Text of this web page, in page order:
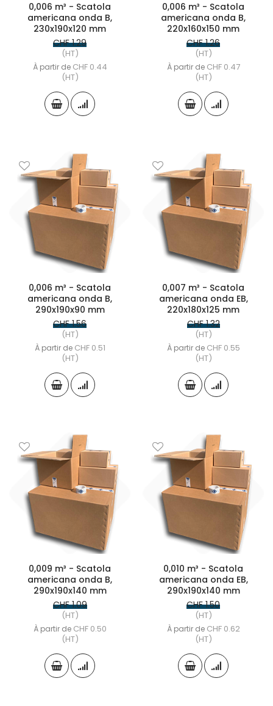
0,006 m³ - Scatola
americana onda B,
230x190x120 mm
CHF 1.29
(HT)
À partir de CHF 0.44
(HT)
0,006 m³ - Scatola
americana onda B,
220x160x150 mm
CHF 1.26
(HT)
À partir de CHF 0.47
(HT)
0,006 m³ - Scatola
americana onda B,
290x190x90 mm
CHF 1.56
(HT)
À partir de CHF 0.51
(HT)
0,007 m³ - Scatola
americana onda EB,
220x180x125 mm
CHF 1.32
(HT)
À partir de CHF 0.55
(HT)
0,009 m³ - Scatola
americana onda B,
290x190x140 mm
CHF 1.09
(HT)
À partir de CHF 0.50
(HT)
0,010 m³ - Scatola
americana onda EB,
290x190x140 mm
CHF 1.50
(HT)
À partir de CHF 0.62
(HT)